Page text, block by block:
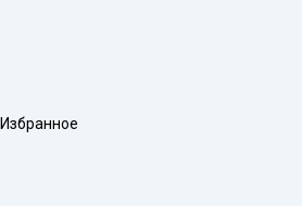
Избранное